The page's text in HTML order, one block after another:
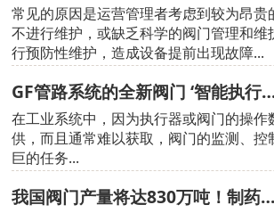
常见的原因是运营管理者考虑到较为昂贵
不进行维护，或缺乏科学的阀门管理和维
行预防性维护，造成设备提前出现故障...
GF管路系统的全新阀门 ‘智能
在工业系统中，因为执行器或阀门的操作
供，而且通常难以获取，阀门的监测、控
巨的任务...
我国阀门产量将达830万吨！制药阀门行业前景可观